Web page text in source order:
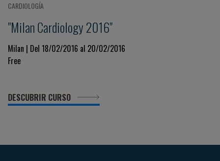
CARDIOLOGÍA
"Milan Cardiology 2016"
Milan | Del 18/02/2016 al 20/02/2016
Free
DESCUBRIR CURSO